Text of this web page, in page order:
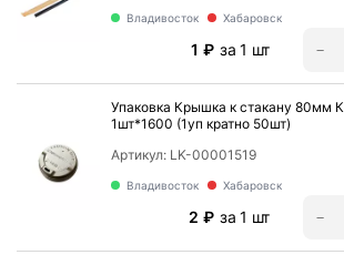
Владивосток Хабаровск
‍1‍ ₽ за 1 шт −
Упаковка Крышка к стакану 80мм
1шт*1600 (1уп кратно 50шт)
Владивосток Хабаровск
Артикул: LK-00001519
‍2‍ ₽ за 1 шт −